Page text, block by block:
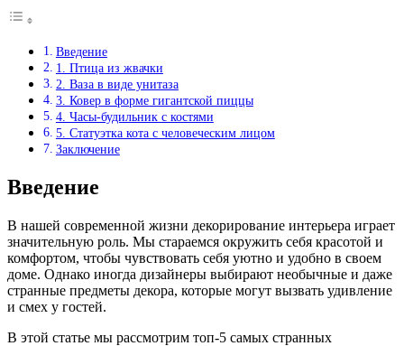
Введение
1. Птица из жвачки
2. Ваза в виде унитаза
3. Ковер в форме гигантской пиццы
4. Часы-будильник с костями
5. Статуэтка кота с человеческим лицом
Заключение
Введение
В нашей современной жизни декорирование интерьера играет
значительную роль. Мы стараемся окружить себя красотой и
комфортом, чтобы чувствовать себя уютно и удобно в своем
доме. Однако иногда дизайнеры выбирают необычные и даже
странные предметы декора, которые могут вызвать удивление
и смех у гостей.
В этой статье мы рассмотрим топ-5 самых странных